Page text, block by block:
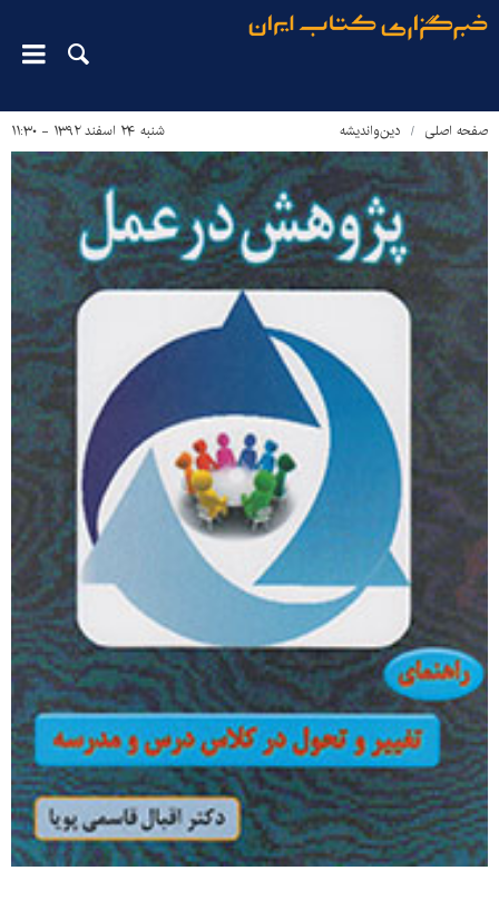
صفحه اصلی دین‌واندیشه شنبه ۲۴ اسفند ۱۳۹۲ - ۱۱:۳۰